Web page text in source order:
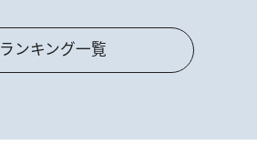
ランキング一覧